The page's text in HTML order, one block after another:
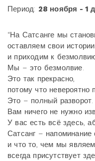
Период: 28 ноября - 1
“На Сатсанге мы
оставляем свои
и приходим к
Мы – это безмолвие.
Это так прекрасно,
потому что невероятно
Это – полный разворот.
Вам ничего не нужно
У вас есть всё здесь,
Сатсанг – напоминание
и что то, чем мы
всегда присутствует